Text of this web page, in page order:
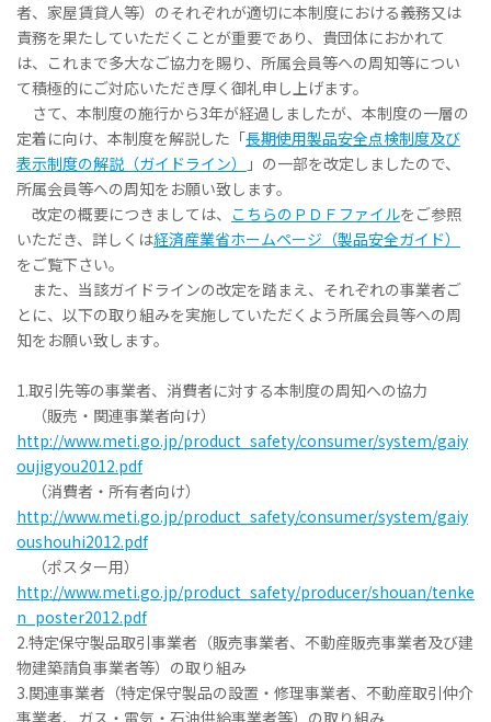
者、家屋賃貸人等）のそれぞれが適切に本制度における義務又は
責務を果たしていただくことが重要であり、貴団体におかれて
は、これまで多大なご協力を賜り、所属会員等への周知等につい
て積極的にご対応いただき厚く御礼申し上げます。
さて、本制度の施行から3年が経過しましたが、本制度の一層の
定着に向け、本制度を解説した「長期使用製品安全点検制度及び
表示制度の解説（ガイドライン）
」の一部を改定しましたので、
所属会員等への周知をお願い致します。
改定の概要につきましては、 こちらのＰＤＦファイルをご参照
いただき、詳しくは経済産業省ホームページ（製品安全ガイド）
をご覧下さい。
また、当該ガイドラインの改定を踏まえ、それぞれの事業者ご
とに、以下の取り組みを実施していただくよう所属会員等への周
知をお願い致します。
1.取引先等の事業者、消費者に対する本制度の周知への協力
（販売・関連事業者向け）
http://www.meti.go.jp/product_safety/consumer/system/gaiy
oujigyou2012.pdf
（消費者・所有者向け）
http://www.meti.go.jp/product_safety/consumer/system/gaiy
oushouhi2012.pdf
（ポスター用）
http://www.meti.go.jp/product_safety/producer/shouan/tenke
n_poster2012.pdf
2.特定保守製品取引事業者（販売事業者、不動産販売事業者及び建
物建築請負事業者等）の取り組み
3.関連事業者（特定保守製品の設置・修理事業者、不動産取引仲介